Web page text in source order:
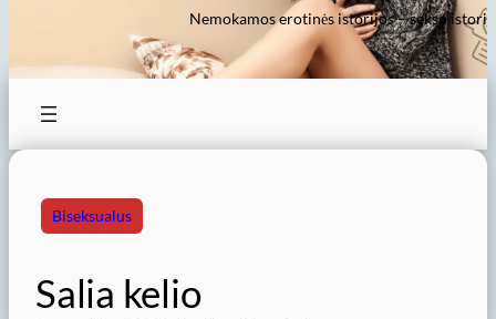
Nemokamos erotinės istorijos – sekso
Biseksualus
Salia kelio